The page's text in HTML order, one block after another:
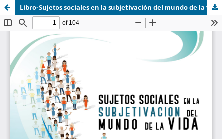
Libro-Sujetos sociales en la subjetivación del mundo de la vida .pdf